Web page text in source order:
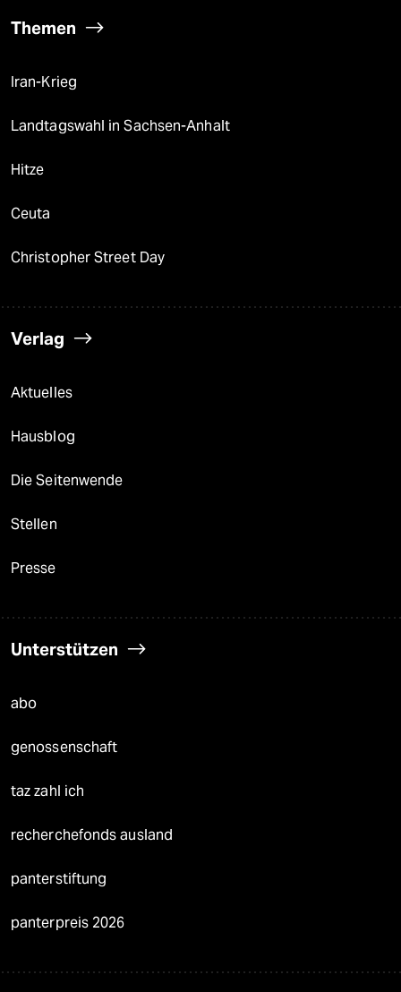
Themen
Iran-Krieg
Landtagswahl in Sachsen-Anhalt
Hitze
Ceuta
Christopher Street Day
Verlag
Aktuelles
Hausblog
Die Seitenwende
Stellen
Presse
Unterstützen
abo
genossenschaft
taz zahl ich
recherchefonds ausland
panterstiftung
panterpreis 2026